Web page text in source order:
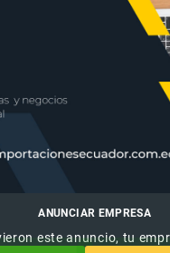
ANUNCIAR EMPRESA
este anuncio, tu